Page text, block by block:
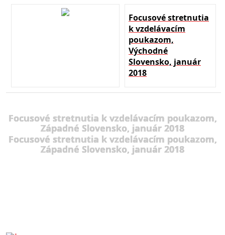
Focusové stretnutia
k vzdelávacím
poukazom,
Východné
Slovensko, január
2018
Focusové stretnutia k vzdelávacím poukazom,
Západné Slovensko, január 2018
Focusové stretnutia k vzdelávacím poukazom,
Západné Slovensko, január 2018